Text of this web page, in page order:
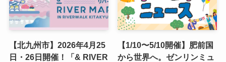
【北九州市】2026年4月25
日・26日開催！「& RIVER
【1/10〜5/10開催】肥前国
から世界へ。ゼンリンミュ